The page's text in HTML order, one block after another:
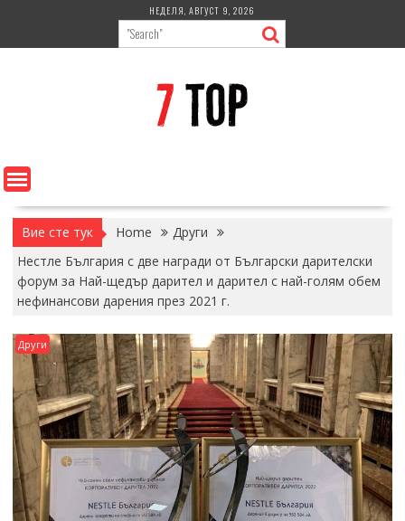
content
НЕДЕЛЯ, АВГУСТ 9, 2026
Вие сте тук Home
Други
Нестле България с две награди от Български дарителски
форум за Най-щедър дарител и дарител с най-голям обем
нефинансови дарения през 2021 г.
Други